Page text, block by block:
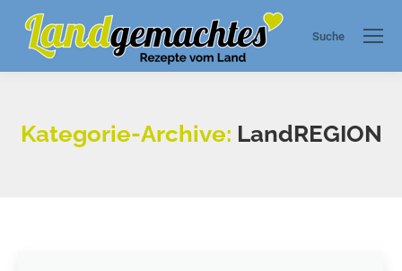
Search:
Suche
Kategorie-Archive: LandREGION